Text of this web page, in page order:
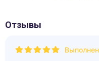
Отзывы